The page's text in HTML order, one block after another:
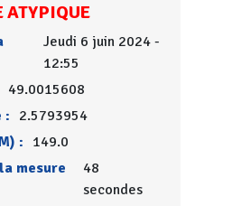
ATYPIQUE
Jeudi 6 juin 2024 -
12:55
49.0015608
: 2.5793954
: 149.0
mesure
48
secondes